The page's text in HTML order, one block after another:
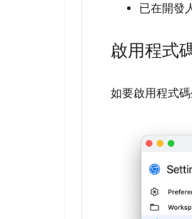
已在開發
啟用程式
如要啟用程式